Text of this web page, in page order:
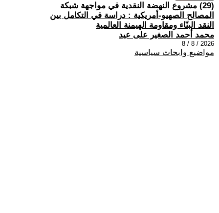
(29) مشروع النهضة النقدية في مواجهة شبكة
المصالح الصهيو-أمريكية : دراسة في التكامل بين
النقد البنّاء ومقاومة الهيمنة العالمية
محمد أحمد الصغير على عيد
2026 / 8 / 8
مواضيع وابحاث سياسية